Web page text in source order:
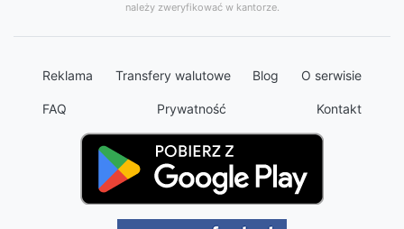
należy zweryfikować w kantorze.
Reklama Transfery walutowe Blog O serwisie
FAQ Prywatność Kontakt